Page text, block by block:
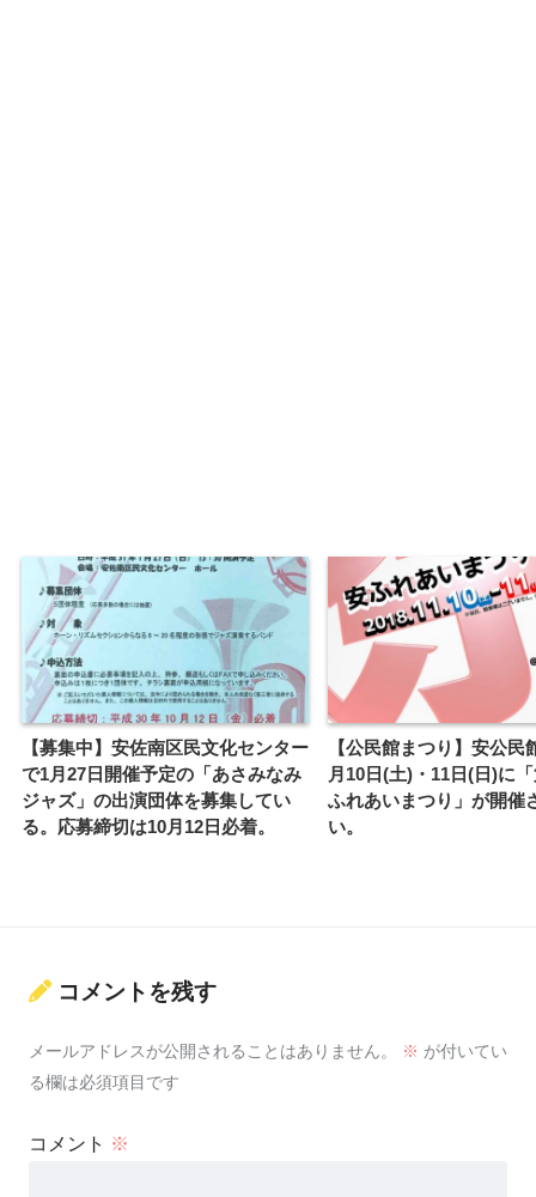
【募集中】安佐南区民文化センター
で1月27日開催予定の「あさみなみ
ジャズ」の出演団体を募集してい
る。応募締切は10月12日必着。
【公民館まつり】安公民
月10日(土)・11日(日)に
ふれあいまつり」が開催
い。
コメントを残す
メールアドレスが公開されることはありません。 ※ が付いてい
る欄は必須項目です
コメント ※